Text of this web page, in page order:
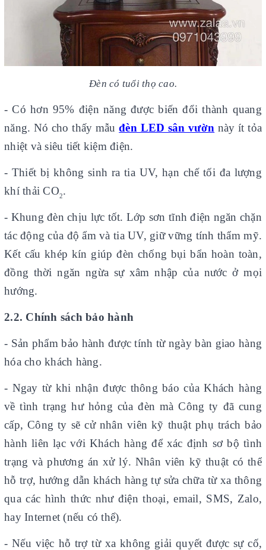
Đèn có tuổi thọ cao.
- Có hơn 95% điện năng được biến đổi thành quang
năng. Nó cho thấy mẫuđèn LED sân vườn này ít tỏa
nhiệt và siêu tiết kiệm điện.
- Thiết bị không sinh ra tia UV, hạn chế tối đa lượng
khí thải CO2.
- Khung đèn chịu lực tốt. Lớp sơn tĩnh điện ngăn chặn
tác động của độ ẩm và tia UV, giữ vững tính thẩm mỹ.
Kết cấu khép kín giúp đèn chống bụi bẩn hoàn toàn,
đồng thời ngăn ngừa sự xâm nhập của nước ở mọi
hướng.
2.2. Chính sách bảo hành
- Sản phẩm bảo hành được tính từ ngày bàn giao hàng
hóa cho khách hàng.
- Ngay từ khi nhận được thông báo của Khách hàng
về tình trạng hư hỏng của đèn mà Công ty đã cung
cấp, Công ty sẽ cử nhân viên kỹ thuật phụ trách bảo
hành liên lạc với Khách hàng để xác định sơ bộ tình
trạng và phương án xử lý. Nhân viên kỹ thuật có thể
hỗ trợ, hướng dẫn khách hàng tự sửa chữa từ xa thông
qua các hình thức như điện thoại, email, SMS, Zalo,
hay Internet (nếu có thể).
- Nếu việc hỗ trợ từ xa không giải quyết được sự cố,